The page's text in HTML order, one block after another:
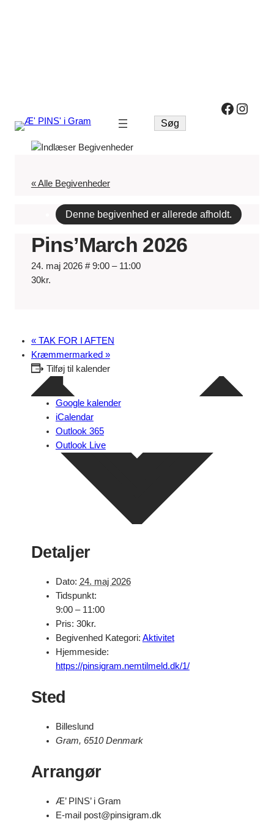
SøgSøg
« Alle Begivenheder
Denne begivenhed er allerede afholdt.
Pins’March 2026
24. maj 2026 # 9:00– 11:00
30kr.
«TAK FOR I AFTEN
Kræmmermarked »
Tilføj til kalender
Google kalender
iCalendar
Outlook 365
Outlook Live
Detaljer
Dato: 24. maj 2026
Tidspunkt:
9:00 – 11:00
Pris: 30kr.
Begivenhed Kategori: Aktivitet
Hjemmeside:
https://pinsigram.nemtilmeld.dk/1/
Sted
Billeslund
Gram, 6510 Denmark
Arrangør
Æ’ PINS’ i Gram
E-mail post@pinsigram.dk